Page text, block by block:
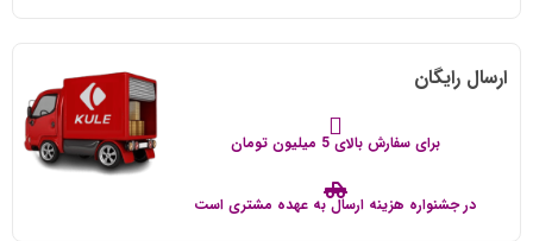
ارسال رایگان
برای سفارش بالای 5 میلیون تومان
در جشنواره هزینه ارسال به عهده مشتری است